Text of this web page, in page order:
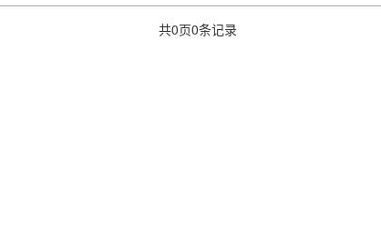
共0页0条记录